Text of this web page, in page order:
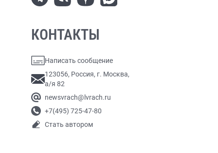
КОНТАКТЫ
Написать сообщение
123056, Россия, г. Москва,
а/я 82
newsvrach@lvrach.ru
+7(495) 725-47-80
Стать автором